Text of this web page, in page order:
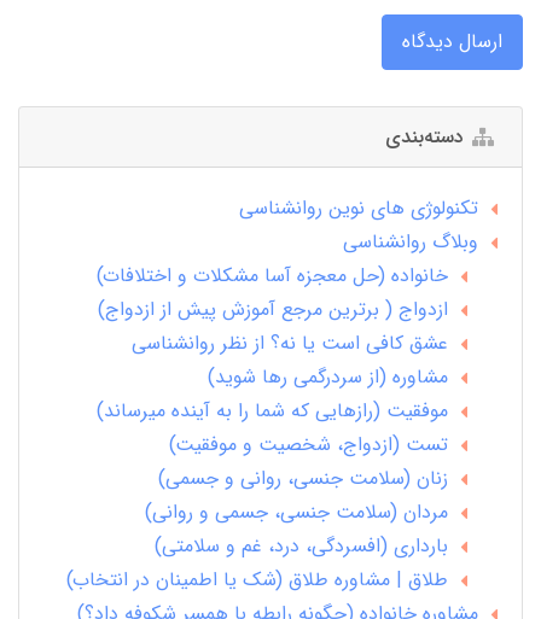
ارسال دیدگاه
دسته‌بندی
تکنولوژی های نوین روانشناسی
وبلاگ روانشناسی
خانواده (حل معجزه آسا مشکلات و اختلافات)
ازدواج ( برترین مرجع آموزش پیش از ازدواج)
عشق کافی است یا نه؟ از نظر روانشناسی
مشاوره (از سردرگمی رها شوید)
موفقیت (رازهایی که شما را به آینده میرساند)
تست (ازدواج، شخصیت و موفقیت)
زنان (سلامت جنسی، روانی و جسمی)
مردان (سلامت جنسی، جسمی و روانی)
بارداری (افسردگی، درد، غم و سلامتی)
طلاق | مشاوره طلاق (شک یا اطمینان در انتخاب)